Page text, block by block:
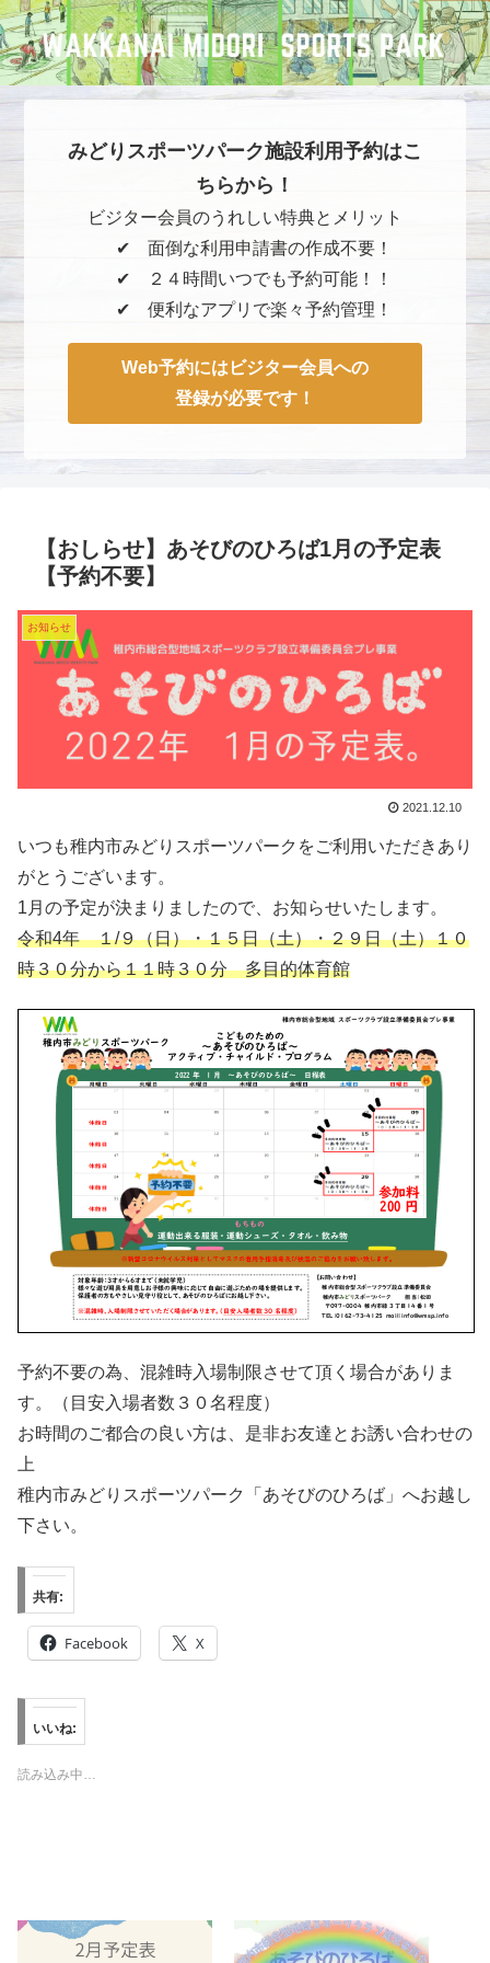
みどりスポーツパーク施設利用予約はこ
ちらから！
ビジター会員のうれしい特典とメリット
✔︎ 面倒な利用申請書の作成不要！
✔︎ ２４時間いつでも予約可能！！
✔︎ 便利なアプリで楽々予約管理！
Web予約にはビジター会員への
登録が必要です！
【おしらせ】あそびのひろば1月の予定表
【予約不要】
お知らせ
2021.12.10
いつも稚内市みどりスポーツパークをご利用いただきあり
がとうございます。
1月の予定が決まりましたので、お知らせいたします。
令和4年 １/９（日）・１５日（土）・２９日（土）１０
時３０分から１１時３０分 多目的体育館
予約不要の為、混雑時入場制限させて頂く場合がありま
す。（目安入場者数３０名程度）
お時間のご都合の良い方は、是非お友達とお誘い合わせの
上
稚内市みどりスポーツパーク「あそびのひろば」へお越し
下さい。
共有:
Facebook X
いいね:
読み込み中…